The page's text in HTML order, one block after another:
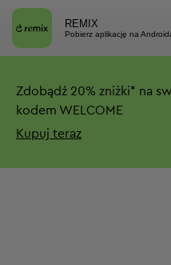
REMIX
Pobierz aplikację na
Zdobądź 20% zniżki* na
kodem WELCOME
Kupuj teraz